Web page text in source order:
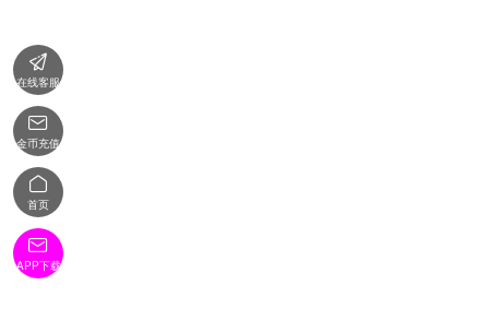

在线客服

金币充值

首页

APP下载